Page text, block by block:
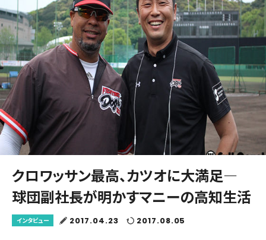
クロワッサン最高、カツオに大満足―
球団副社長が明かすマニーの高知生活
インタビュー 2017.04.23 2017.08.05